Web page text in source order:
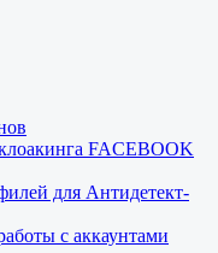
FACEBOOK
для Антидетект-
с аккаунтами